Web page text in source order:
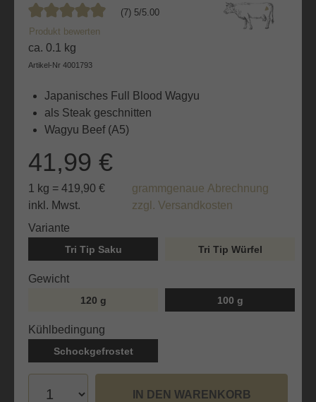
Durchschnittliche Bewertung von 5 von 5 Sternen
(7) 5/5.00
Produkt bewerten
ca. 0.1 kg
Artikel-Nr 4001793
Japanisches Full Blood Wagyu
als Steak geschnitten
Wagyu Beef (A5)
41,99 €
1 kg = 419,90 €
grammgenaue Abrechnung
inkl. Mwst.
zzgl. Versandkosten
Variante
Tri Tip Saku Tri Tip Würfel
Gewichtauswählen
120 g 100 g
Kühlbedingung
Schockgefrostet
IN DEN WARENKORB